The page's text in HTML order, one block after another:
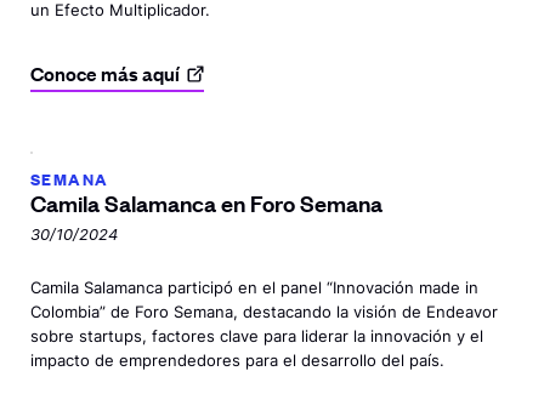
un Efecto Multiplicador.
Conoce másaquí
SEMANA
Camila Salamanca enForo Semana
30/10/2024
Camila Salamanca participó en el panel “Innovación made in
Colombia” de Foro Semana, destacando la visión de Endeavor
sobre startups, factores clave para liderar la innovación y el
impacto de emprendedores para el desarrollo del país.